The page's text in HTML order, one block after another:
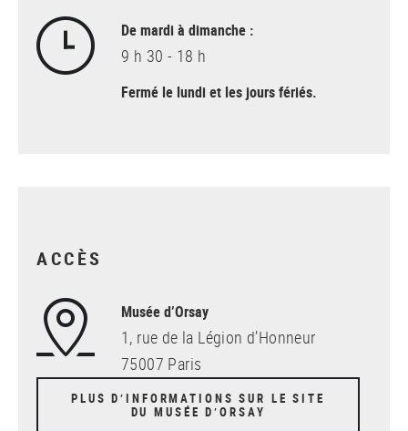
De mardi à dimanche :
9 h 30 - 18 h
Fermé le lundi et les jours fériés.
ACCÈS
Musée d’Orsay
1, rue de la Légion d’Honneur
75007 Paris
PLUS D’INFORMATIONS SUR LE SITE
DU MUSÉE D’ORSAY